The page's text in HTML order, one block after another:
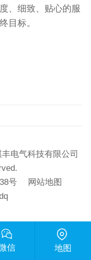
、细致、贴心的服
目标。
电气科技有限公司
号
网站地图
信 地图